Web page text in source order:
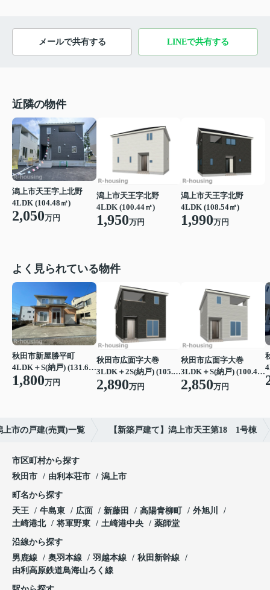
メールで共有する LINEで共有する
近隣の物件
潟上市天王字上北野
4LDK (104.48㎡)
2,050万円
潟上市天王字北野
4LDK (100.44㎡)
1,950万円
潟上市天王字北野
4LDK (108.54㎡)
1,990万円
よく見られている物件
秋田市新屋勝平町
4LDK＋S(納戸) (131.65㎡)
1,800万円
秋田市広面字大巻
3LDK＋2S(納戸) (105.30㎡)
2,890万円
秋田市広面字大巻
3LDK＋S(納戸) (100.44㎡)
2,850万円
上市の戸建(売買)一覧 【新築戸建て】潟上市天王第18 1号棟
市区町村から探す
秋田市
由利本荘市 潟上市
町名から探す
天王
牛島東 広面 新藤田 高陽青柳町
外旭川
土崎港北
将軍野東 土崎港中央 薬師堂
沿線から探す
男鹿線
奥羽本線 羽越本線
秋田新幹線
由利高原鉄道鳥海山ろく線